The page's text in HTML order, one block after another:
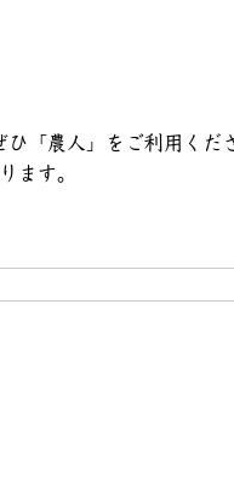
「農人」をご利用くだ
ます。